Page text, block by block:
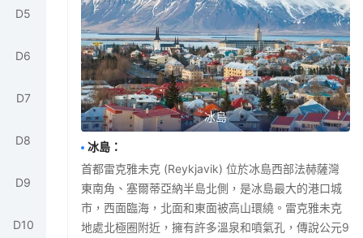
D5
D6
D7
D8
D9
D10
冰島
冰島 ：
首都雷克雅未克 (Reykjavik) 位於冰島西部法赫薩灣
東南角、塞爾蒂亞納半島北側，是冰島最大的港口城
市，西面臨海，北面和東面被高山環繞。雷克雅未克
地處北極圈附近，擁有許多溫泉和噴氣孔，傳說公元9